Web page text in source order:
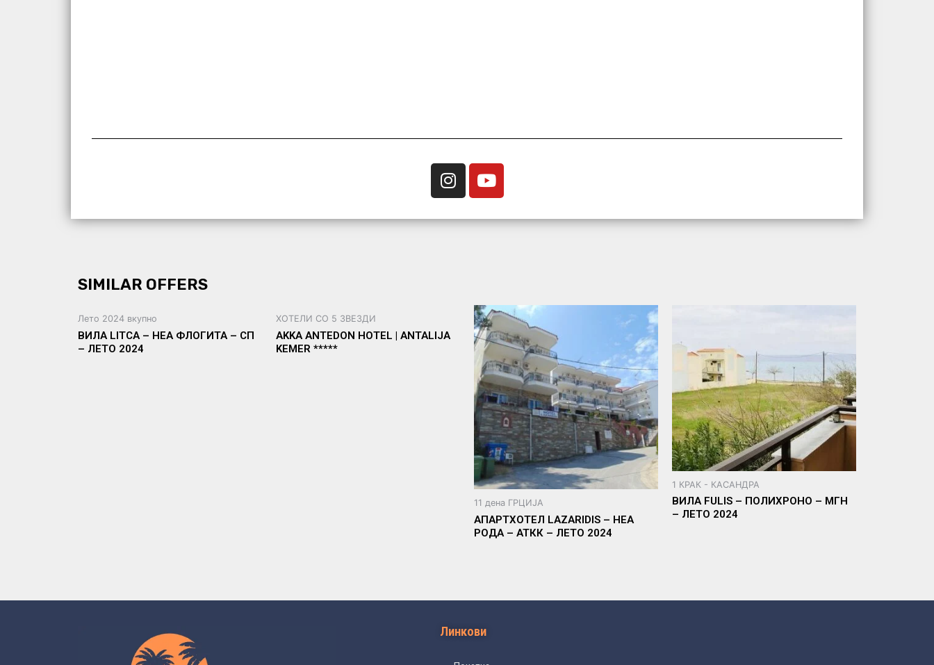
SIMILAR OFFERS
Лето 2024 вкупно
ВИЛА LITCA – НЕА ФЛОГИТА – СП
– ЛЕТО 2024
ХОТЕЛИ СО 5 ЗВЕЗДИ
AKKA ANTEDON HOTEL | ANTALIJA
KEMER *****
11 дена ГРЦИЈА
АПАРТХОТЕЛ LAZARIDIS – НЕА
РОДА – АТКК – ЛЕТО 2024
1 КРАК - КАСАНДРА
ВИЛА FULIS – ПОЛИХРОНО – МГН
– ЛЕТО 2024
Линкови